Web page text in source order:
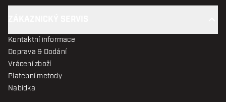
Kontaktní informace
Doprava & Dodání
Vrácení zboží
Platební metody
Nabídka